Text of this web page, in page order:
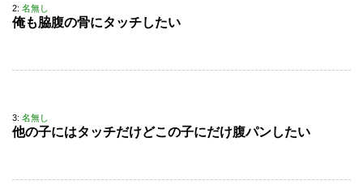
2: 名無し
俺も脇腹の骨にタッチしたい
3: 名無し
他の子にはタッチだけどこの子にだけ腹パンしたい